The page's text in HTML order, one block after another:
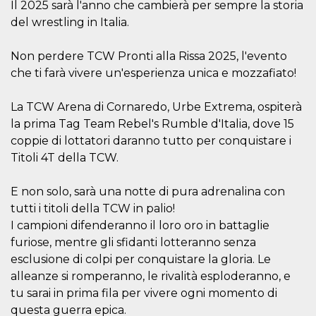
Il 2025 sarà l'anno che cambierà per sempre la storia
del wrestling in Italia.
Non perdere TCW Pronti alla Rissa 2025, l'evento
che ti farà vivere un'esperienza unica e mozzafiato!
La TCW Arena di Cornaredo, Urbe Extrema, ospiterà
la prima Tag Team Rebel's Rumble d'Italia, dove 15
coppie di lottatori daranno tutto per conquistare i
Titoli 4T della TCW.
E non solo, sarà una notte di pura adrenalina con
tutti i titoli della TCW in palio!
I campioni difenderanno il loro oro in battaglie
furiose, mentre gli sfidanti lotteranno senza
esclusione di colpi per conquistare la gloria. Le
alleanze si romperanno, le rivalità esploderanno, e
tu sarai in prima fila per vivere ogni momento di
questa guerra epica.
o
Platform Inc.
.facebook.com
browser
connette a
Facebook.
Facebook
dell'utente.
Facebook
che viene
utilizzato
particolare
associato a
ciascun
datr viene